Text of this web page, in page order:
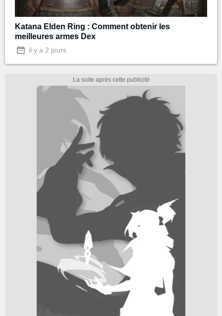
Katana Elden Ring : Comment obtenir les
meilleures armes Dex
il y a 2 jours